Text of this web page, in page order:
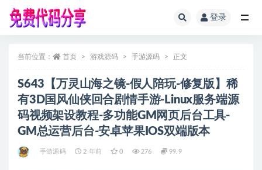
登录
当前位置： 首页 游戏源码 手游源码 正文
S643【万灵山海之镜-假人陪玩-修复版】稀
有3D国风仙侠回合剧情手游-Linux服务端源
码视频架设教程-多功能GM网页后台工具-
GM总运营后台-安卓苹果IOS双端版本
手游源码 2 年前 0 276 99.9